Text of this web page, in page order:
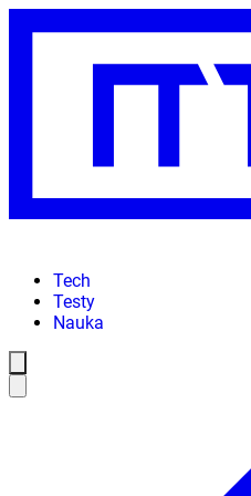
Tech
Testy
Nauka